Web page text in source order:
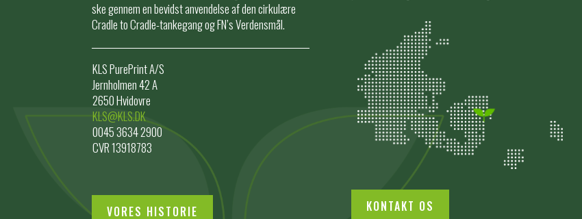
ske gennem en bevidst anvendelse af den cirkulære
Cradle to Cradle-tankegang og FN’s Verdensmål.
KLS PurePrint A/S
Jernholmen 42 A
2650 Hvidovre
KLS@KLS.DK
0045 3634 2900
CVR 13918783
VORES HISTORIE KONTAKT OS